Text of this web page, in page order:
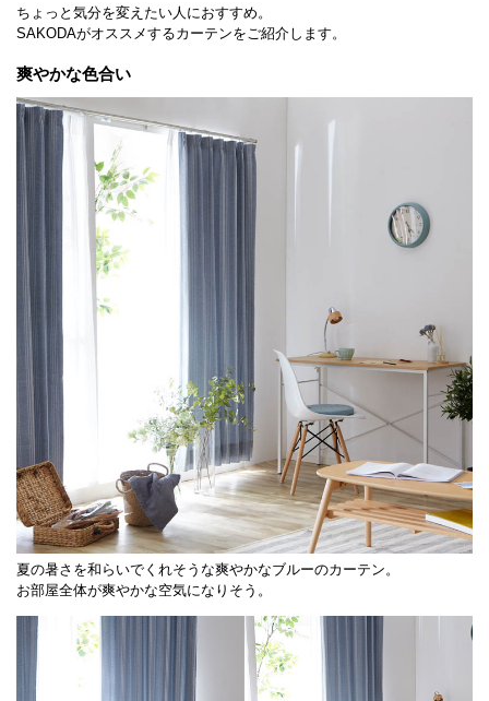
ちょっと気分を変えたい人におすすめ。
SAKODAがオススメするカーテンをご紹介します。
爽やかな色合い
夏の暑さを和らいでくれそうな爽やかなブルーのカーテン。
お部屋全体が爽やかな空気になりそう。